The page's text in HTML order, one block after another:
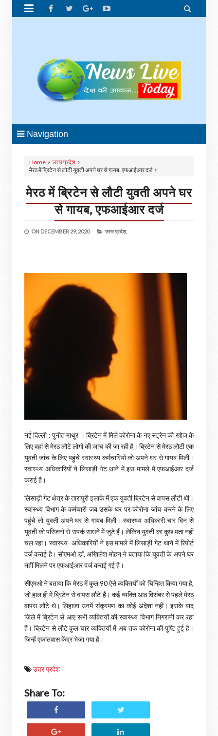
 
Navigation
Home
उत्तर प्रदेश
मेरठ में ब्रिटेन से लौटी युवती अपने घर से गायब, एफआईआर दर्ज
मेरठ में ब्रिटेन से लौटी युवती अपने घर
से गायब, एफआईआर दर्ज
ON DECEMBER 29, 2020 उत्तर प्रदेश,
नई दिल्ली : पुनीत माथुर । ब्रिटेन में मिले कोरोना के नए स्ट्रेन की खोज के
लिए वहां से मेरठ लौटे लोगों की जांच की जा रही है। ब्रिटेन से मेरठ लौटी एक
युवती जांच के लिए पहुंचे स्वास्थ्य कर्मचारियों को अपने घर से गायब मिली।
स्वास्थ्य अधिकारियों ने लिसाड़ी गेट थाने में इस मामले में एफआईआर दर्ज
कराई है।
लिसाड़ी गेट क्षेत्र के तारापुरी इलाके में एक युवती ब्रिटेन से वापस लौटी थी।
स्वास्थ्य विभाग के कर्मचारी जब उसके घर पर कोरोना जांच करने के लिए
पहुंचे तो युवती अपने घर से गायब मिली। स्वास्थ्य अधिकारी चार दिन से
युवती को परिजनों से संपर्क साधने में जुटे हैं। लेकिन युवती का कुछ पता नहीं
चल रहा। स्वास्थ्य अधिकारियों ने इस मामले में लिसाड़ी गेट थाने में रिपोर्ट
दर्ज कराई है। सीएमओ डॉ. अखिलेश मोहन ने बताया कि युवती के अपने घर
नहीं मिलने पर एफआईआर दर्ज कराई गई है।
सीएमओ ने बताया कि मेरठ में कुल 90 ऐसे व्यक्तियों को चिन्हित किया गया है,
जो हाल ही में ब्रिटेन से वापस लौटे हैं। कई व्यक्ति आठ दिसंबर से पहले मेरठ
वापस लौटे थे। लिहाजा उनमें संक्रमण का कोई अंदेशा नहीं। इसके बाद
जिले में ब्रिटेन से आए सभी व्यक्तियों की स्वास्थ्य विभाग निगरानी कर रहा
है। ब्रिटेन से लौटे कुल चार व्यक्तियों में अब तक कोरोना की पुष्टि हुई है।
जिन्हें एकांतवास केंद्र भेजा गया है।
उत्तर प्रदेश
Share To: